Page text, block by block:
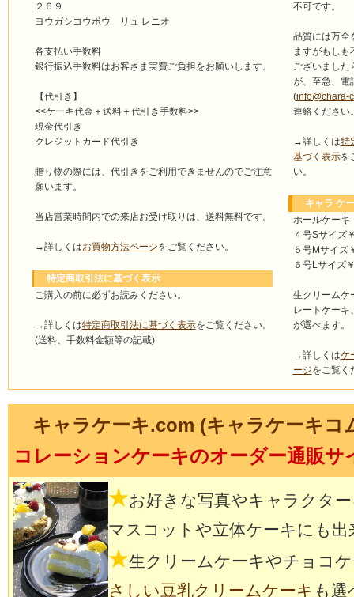
２６９
ヨウガシコウボウ リュ レニオ
各支払い手数料
銀行振込手数料はお客さま実費ご負担をお願いします。
【代引き】
<<ケーキ代金＋送料＋代引き手数料>>
現金代引き
クレジットカード代引き
贈り物の際には、代引きをご利用できませんのでご注意
願います。
当店営業時間内での来店お受け取りは、送料無料です。
→詳しくはお買物方法ページをご覧ください。
特定商取引法に基づく表示
ご購入の前に必ずお読みください。
→詳しくは特定商取引法に基づく表示をご覧ください。
(送料、手数料金額等の記載)
不可です。
品質には万全
ますがもしも
ございました
が、至急、電
(info@chara-
連絡ください
→詳しくは特
基づく表示を
い。
キャラ ケ
ホールケーキ
４号Sサイズ
５号Mサイズ
６号Lサイズ
生クリームケ
レートケーキ
が選べます。
→詳しくはケ
ージをご覧く
キャラケーキ.com (キャラケーキコ
コレーションケーキのオーダー通販サ
★お好きな写真やキャラクタ
マスコットや立体ケーキにも出
★生クリームケーキやチョコ
さしい豆乳クリームケーキ も選